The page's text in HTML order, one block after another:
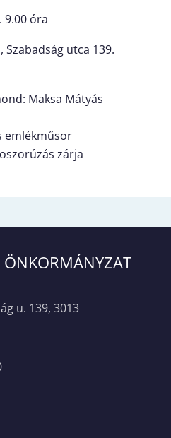
9.00 óra
Szabadság utca 139.
Maksa Mátyás
emlékműsor
zárja
ÖNKORMÁNYZAT
u. 139, 3013